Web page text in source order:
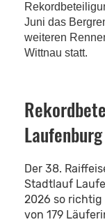
Juni das
weiteren
Wittnau statt.
Laufenburg
Der 38.
Stadtlauf
2026 so
von 179